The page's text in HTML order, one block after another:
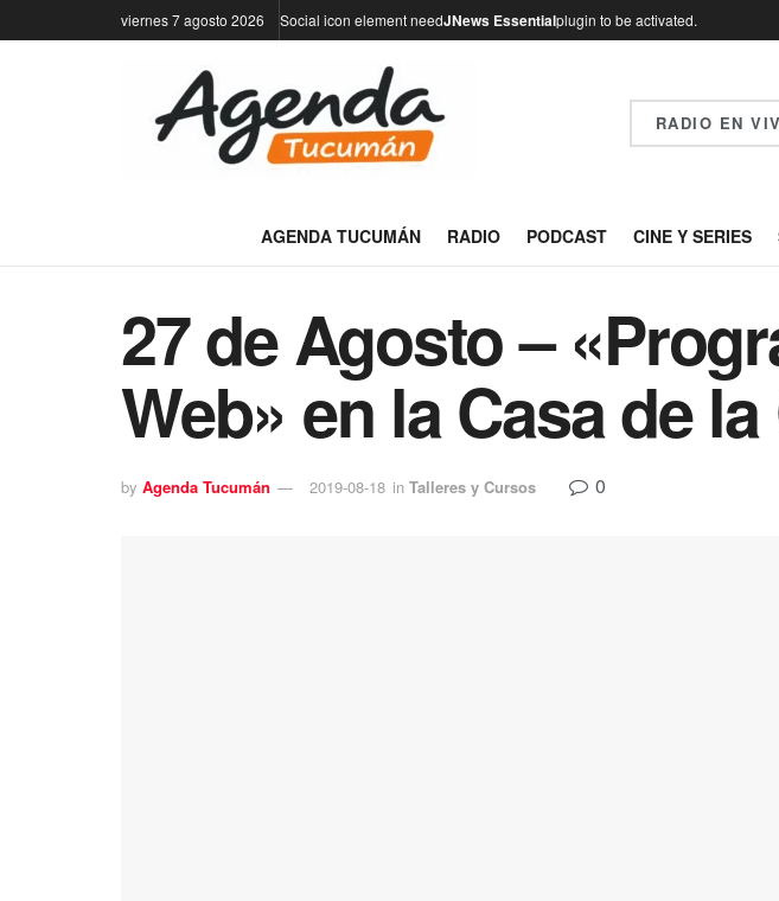
viernes 7 agosto 2026 Social icon element needJNews Essentialplugin to be activated.
RADIO EN
AGENDA TUCUMÁN RADIO PODCAST CINE Y SERIES
27 de Agosto –
Web» en la Casa de
by Agenda Tucumán 2019-08-18 in Talleres y Cursos 0